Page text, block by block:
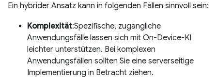
Ein hybrider Ansatz kann in folgenden Fällen sinnvoll sein:
Komplexität:Spezifische, zugängliche
Anwendungsfälle lassen sich mit On-Device-KI
leichter unterstützen. Bei komplexen
Anwendungsfällen sollten Sie eine serverseitige
Implementierung in Betracht ziehen.